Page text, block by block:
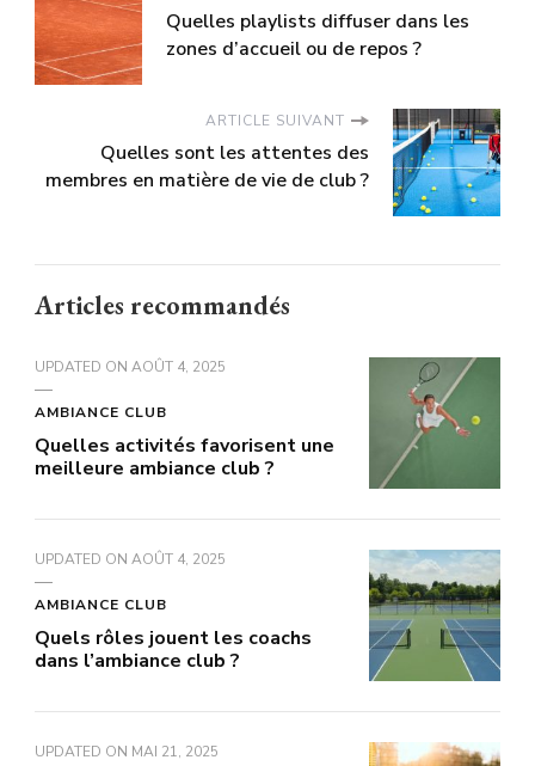
Quelles playlists diffuser dans les
zones d’accueil ou de repos ?
ARTICLE SUIVANT
Quelles sont les attentes des
membres en matière de vie de club ?
Articles recommandés
UPDATED ON AOÛT 4, 2025
AMBIANCE CLUB
Quelles activités favorisent une
meilleure ambiance club ?
UPDATED ON AOÛT 4, 2025
AMBIANCE CLUB
Quels rôles jouent les coachs
dans l’ambiance club ?
UPDATED ON MAI 21, 2025